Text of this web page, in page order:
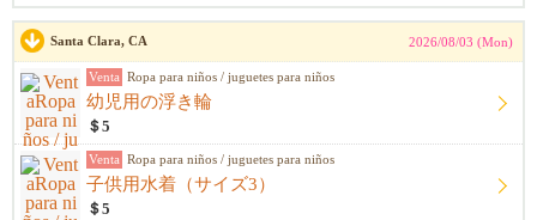
Santa Clara, CA 2026/08/03 (Mon)
Venta Ropa para niños / juguetes para niños
幼児用の浮き輪
＄5
Venta Ropa para niños / juguetes para niños
子供用水着（サイズ3）
＄5